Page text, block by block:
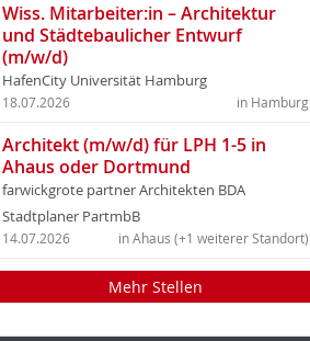
Wiss. Mitarbeiter:in – Architektur
und Städtebaulicher Entwurf
(m/w/d)
HafenCity Universität Hamburg
in Hamburg
18.07.2026
Architekt (m/w/d) für LPH 1-5 in
Ahaus oder Dortmund
farwickgrote partner Architekten BDA
Stadtplaner PartmbB
in Ahaus (+1 weiterer Standort)
14.07.2026
Mehr Stellen